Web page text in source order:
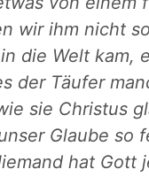
wir ihm nicht
die Welt kam,
der Täufer
sie Christus
Glaube so
hat Gott